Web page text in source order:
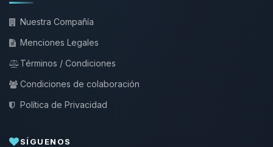
Nuestra Compañía
Menciones Legales
Términos / Condiciones
Condiciones de colaboración
Política de Privacidad
SÍGUENOS